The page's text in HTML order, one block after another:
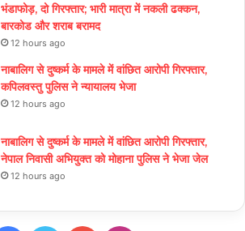
भंडाफोड़, दो गिरफ्तार; भारी मात्रा में नकली ढक्कन,
बारकोड और शराब बरामद
12 hours ago
नाबालिग से दुष्कर्म के मामले में वांछित आरोपी गिरफ्तार,
कपिलवस्तु पुलिस ने न्यायालय भेजा
12 hours ago
नाबालिग से दुष्कर्म के मामले में वांछित आरोपी गिरफ्तार,
नेपाल निवासी अभियुक्त को मोहाना पुलिस ने भेजा जेल
12 hours ago